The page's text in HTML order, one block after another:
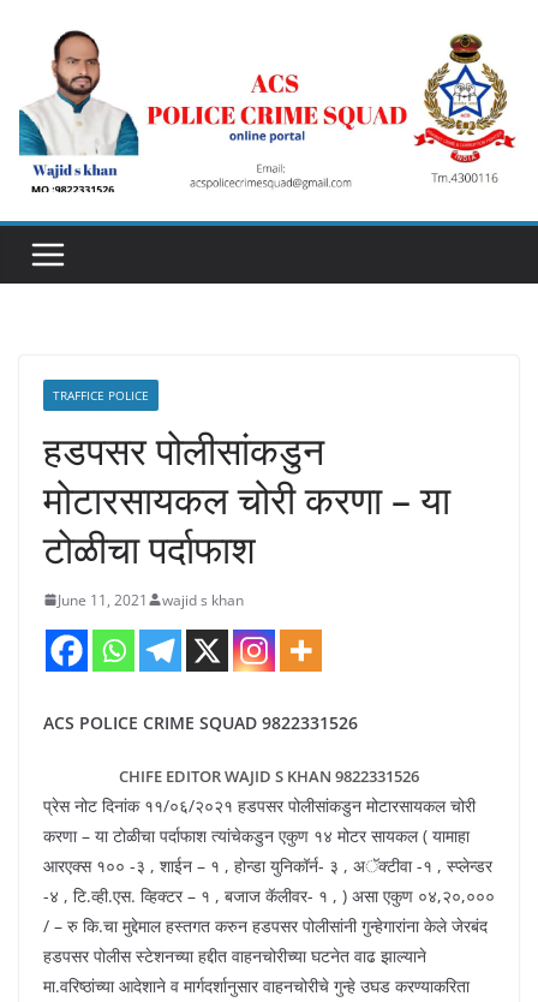
content
TRAFFICE POLICE
हडपसर पोलीसांकडुन
मोटारसायकल चोरी करणा – या
टोळीचा पर्दाफाश
June 11, 2021 wajid s khan
ACS POLICE CRIME SQUAD 9822331526
CHIFE EDITOR WAJID S KHAN 9822331526
प्रेस नोट दिनांक ११/०६/२०२१ हडपसर पोलीसांकडुन मोटारसायकल चोरी
करणा – या टोळीचा पर्दाफाश त्यांचेकडुन एकुण १४ मोटर सायकल ( यामाहा
आरएक्स १०० -३ , शाईन – १ , होन्डा युनिकॉर्न- ३ , अॅक्टीवा -१ , स्प्लेन्डर
-४ , टि.व्ही.एस. व्हिक्टर – १ , बजाज कॅलीवर- १ , ) असा एकुण ०४,२०,०००
/ – रु कि.चा मुद्देमाल हस्तगत करुन हडपसर पोलीसांनी गुन्हेगारांना केले जेरबंद
हडपसर पोलीस स्टेशनच्या हद्दीत वाहनचोरीच्या घटनेत वाढ झाल्याने
मा.वरिष्ठांच्या आदेशाने व मार्गदर्शानुसार वाहनचोरीचे गुन्हे उघड करण्याकरिता